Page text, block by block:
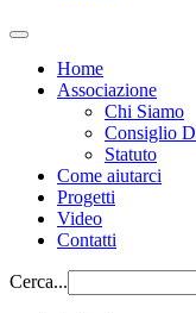
Home
Associazione
Chi Siamo
Consiglio
Statuto
Come aiutarci
Progetti
Video
Contatti
Cerca...